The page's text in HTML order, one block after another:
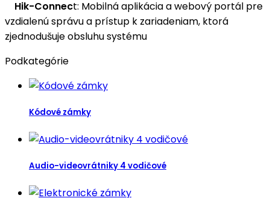
Hik-Connect: Mobilná aplikácia a webový portál pre
vzdialenú správu a prístup k zariadeniam, ktorá
zjednodušuje obsluhu systému
Podkategórie
Kódové zámky
Audio-videovrátniky 4 vodičové